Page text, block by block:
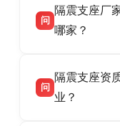
震支座厂家
HDR 高阻尼
话：
问
隔震支座厂
哪家？
产厂家，可
供货、现场
问
隔震支座资
业？